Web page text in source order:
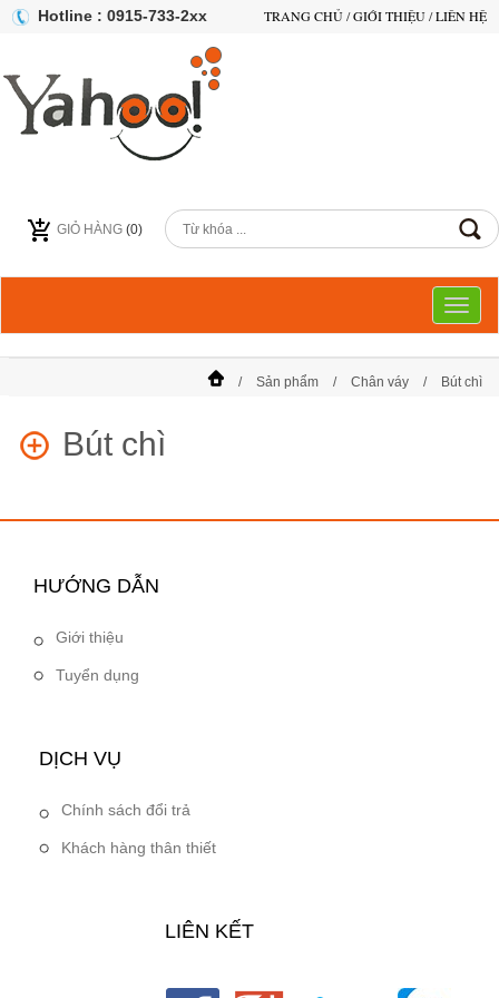
Hotline : 0915-733-2xx TRANG CHỦ/GIỚI THIỆU/LIÊN HỆ
GIỎ HÀNG (0)
Sản phẩm Chân váy Bút chì
Bút chì
HƯỚNG DẪN
Giới thiệu
Tuyển dụng
DỊCH VỤ
Chính sách đổi trả
Khách hàng thân thiết
LIÊN KẾT